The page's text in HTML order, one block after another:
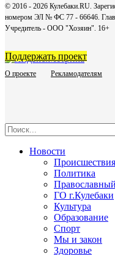
© 2016 - 2026 Кулебаки.RU.
номером ЭЛ № ФС 77 - 66646.
Учредитель - ООО "Хозяин". 16+
О проекте Рекламодателям
Поддержать проект
Новости
Происшествия
Политика
ГО г.Кулебаки
Культура
Образование
Спорт
Мы и закон
Здоровье